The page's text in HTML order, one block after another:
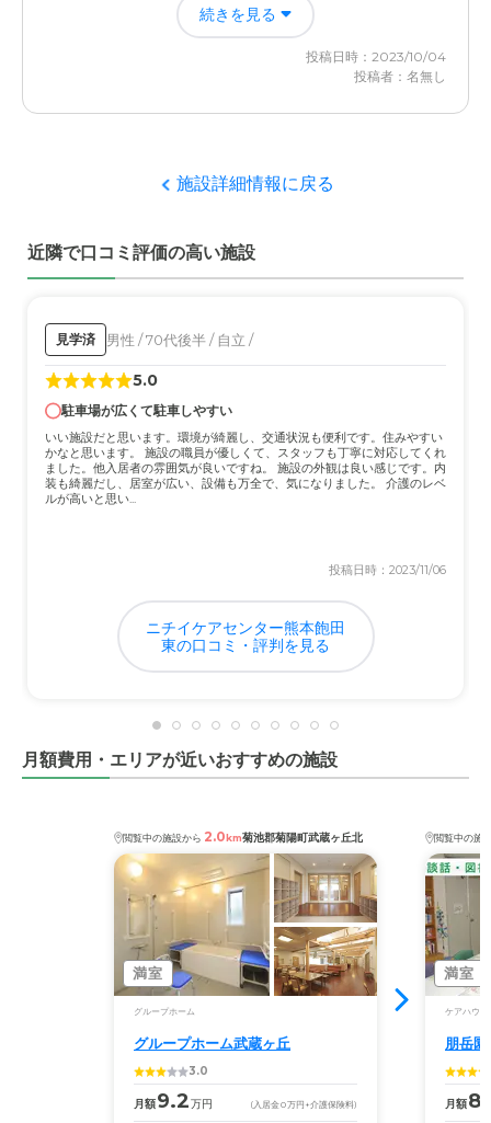
も栄養バランスを考えて作られていた。
職員・スタッフ・他入居者の雰囲気について
外観・内装・居室・設備について
介護医療サービスについて
るまで親切丁寧に話しをしてくれた。
近隣環境や交通アクセスについて
公共の交通機関を充実しており不満はない。交通量が多い
ので、多少??時刻からバスが遅れることがある。
料金費用について
続きを見る
投稿日時：2023/10/04
投稿者：名無し
施設詳細情報に戻る
近隣で口コミ評価の高い施設
見学済 男性 / 70代後半 / 自立 /
5.0
駐車場が広くて駐車しやすい
いい施設だと思います。環境が綺麗し、交通状況も便利です。住みやすい
かなと思います。 施設の職員が優しくて、スタッフも丁寧に対応してくれ
ました。他入居者の雰囲気が良いですね。 施設の外観は良い感じです。内
装も綺麗だし、居室が広い、設備も万全で、気になりました。 介護のレベ
ルが高いと思い...
投稿日時：2023/11/06
ニチイケアセンター熊本飽田
東の口コミ・評判を見る
月額費用・エリアが近いおすすめの施設
閲覧中の施設から 2.0km菊池郡菊陽町武蔵ヶ丘北
満室
グループホーム
グループホーム武蔵ヶ丘
3.0
月額9.2万円 (入居金0万円 +介護保険料)
閲覧中の施
満室
ケアハウス
朋岳
月額